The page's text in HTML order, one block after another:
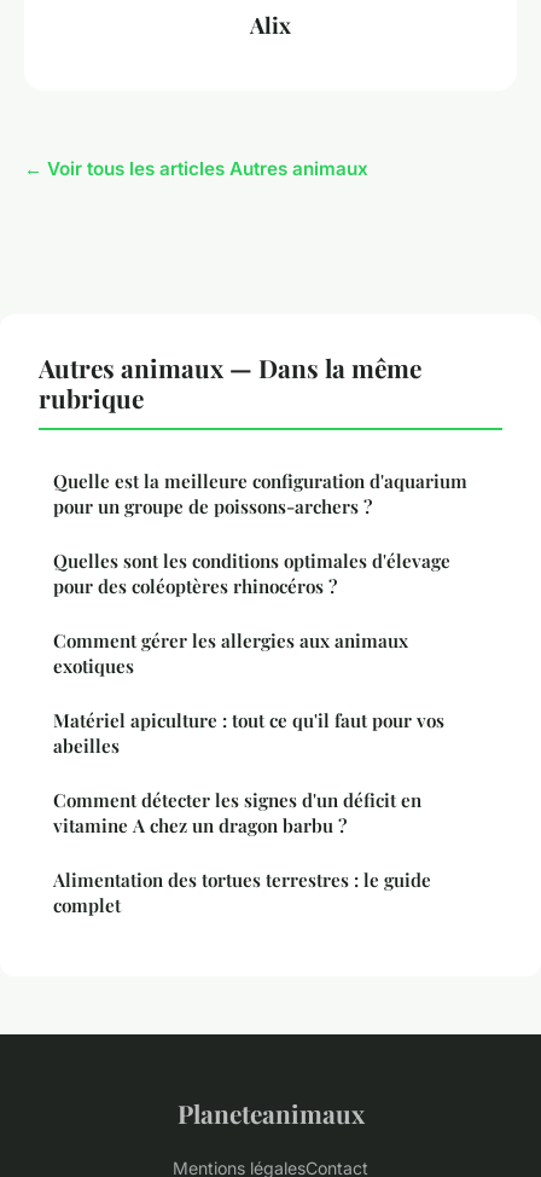
Alix
← Voir tous les articles Autres animaux
Autres animaux — Dans la même
rubrique
Quelle est la meilleure configuration d'aquarium
pour un groupe de poissons-archers ?
Quelles sont les conditions optimales d'élevage
pour des coléoptères rhinocéros ?
Comment gérer les allergies aux animaux
exotiques
Matériel apiculture : tout ce qu'il faut pour vos
abeilles
Comment détecter les signes d'un déficit en
vitamine A chez un dragon barbu ?
Alimentation des tortues terrestres : le guide
complet
Planeteanimaux
Mentions légalesContact